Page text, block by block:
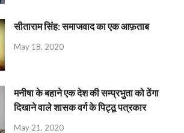
सीताराम सिंह: समाजवाद का एक आफ़ताब
May 18, 2020
मनीषा के बहाने एक देश की सम्प्रभुता को ठेंगा
दिखाने वाले शासक वर्ग के पिट्ठू पत्रकार
May 21, 2020